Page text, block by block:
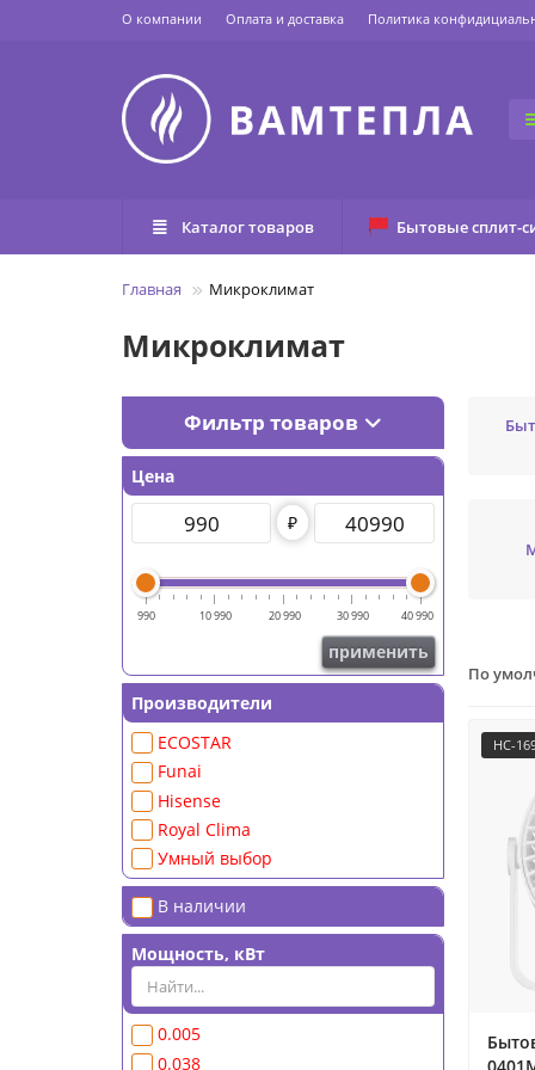
О компании Оплата и доставка Политика
Каталог товаров Бытовые сплит-
Главная Микроклимат
Микроклимат
Фильтр товаров
Цена
₽
990 10 990 20 990 30 990 40 990
применить
Производители
ECOSTAR
Funai
Hisense
Royal Clima
Умный выбор
В наличии
Мощность, кВт
0.005
0.038
По
НС-